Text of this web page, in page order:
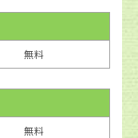
無料
無料